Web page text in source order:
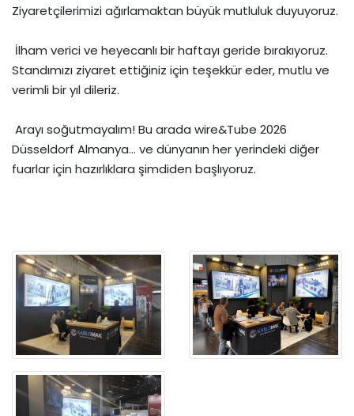
Ziyaretçilerimizi ağırlamaktan büyük mutluluk duyuyoruz.
İlham verici ve heyecanlı bir haftayı geride bırakıyoruz.
Standımızı ziyaret ettiğiniz için teşekkür eder, mutlu ve
verimli bir yıl dileriz.
Arayı soğutmayalım! Bu arada wire&Tube 2026
Düsseldorf Almanya... ve dünyanın her yerindeki diğer
fuarlar için hazırlıklara şimdiden başlıyoruz.